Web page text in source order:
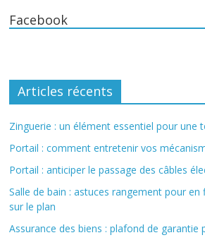
Facebook
Articles récents
Zinguerie : un élément essentiel pour une
Portail : comment entretenir vos
Portail : anticiper le passage des câbles
Salle de bain : astuces rangement pour en
sur le plan
Assurance des biens : plafond de garantie